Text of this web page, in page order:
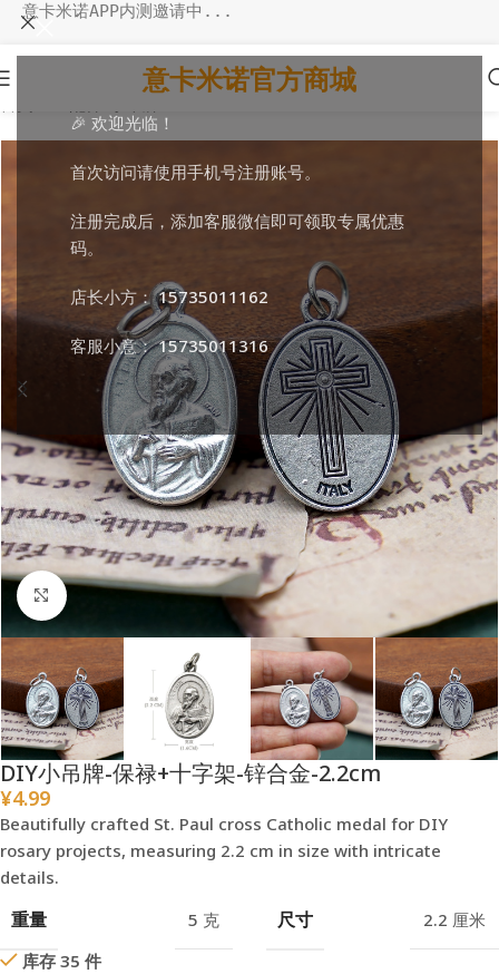
🎉 欢迎光临！
首次访问请使用手机号注册账号。
注册完成后，添加客服微信即可领取专属优惠
码。
店长小方：15735011162
客服小意：15735011316
意卡米诺APP内测邀请中...
意卡米诺官方商城
点击放大
DIY小吊牌-保禄+十字架-锌合金-2.2cm
¥4.99
Beautifully crafted St. Paul cross Catholic medal for DIY
rosary projects, measuring 2.2 cm in size with intricate
details.
重量 5 克 尺寸
2.2 厘米
库存 35 件